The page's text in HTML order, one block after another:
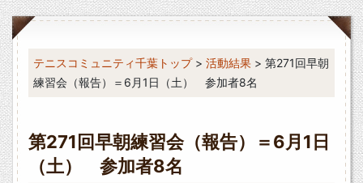
テニスコミュニティ千葉トップ> 活動結果 > 第271回早朝
練習会（報告）＝6月1日（土） 参加者8名
第271回早朝練習会（報告）＝6月1日
（土） 参加者8名